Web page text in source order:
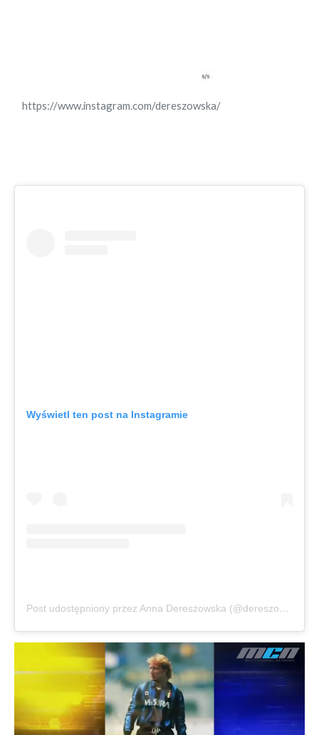
https://www.instagram.com/dereszowska/
Wyświetl ten post na Instagramie
Post udostępniony przez Anna Dereszowska (@dereszowska)